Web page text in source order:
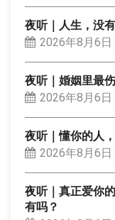
夜听｜人生，没
2026年8月6日
夜听｜婚姻里最
2026年8月6日
夜听｜懂你的人
2026年8月6日
夜听｜真正爱你
有吗？